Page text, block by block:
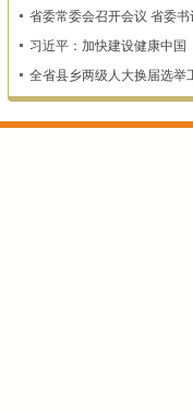
开
省委常委会召开会议 省委
主持
习近平：加快建设健康中国
全省县乡两级人大换届选举
召开